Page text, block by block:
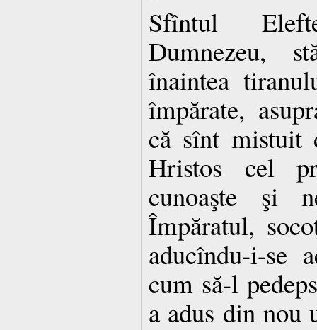
Sfîntul
Dumnezeu,
înaintea
împărate,
că sînt mistuit
Hristos cel
cunoaşte şi
Împăratul,
aducîndu-i-se
cum să-l
a adus din nou